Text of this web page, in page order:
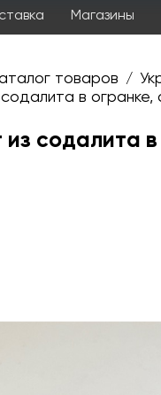
Магазины
товаров /
в огранке,
содалита в